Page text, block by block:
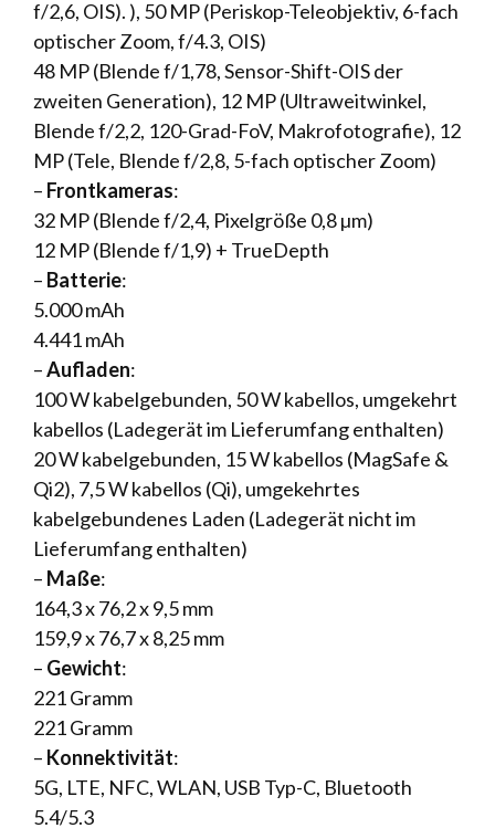
f/2,6, OIS). ), 50 MP (Periskop-Teleobjektiv, 6-fach
optischer Zoom, f/4.3, OIS)
48 MP (Blende f/1,78, Sensor-Shift-OIS der
zweiten Generation), 12 MP (Ultraweitwinkel,
Blende f/2,2, 120-Grad-FoV, Makrofotografie), 12
MP (Tele, Blende f/2,8, 5-fach optischer Zoom)
– Frontkameras:
32 MP (Blende f/2,4, Pixelgröße 0,8 µm)
12 MP (Blende f/1,9) + TrueDepth
– Batterie:
5.000 mAh
4.441 mAh
–Aufladen:
100 W kabelgebunden, 50 W kabellos, umgekehrt
kabellos (Ladegerät im Lieferumfang enthalten)
20 W kabelgebunden, 15 W kabellos (MagSafe &
Qi2), 7,5 W kabellos (Qi), umgekehrtes
kabelgebundenes Laden (Ladegerät nicht im
Lieferumfang enthalten)
– Maße:
164,3 x 76,2 x 9,5 mm
159,9 x 76,7 x 8,25 mm
– Gewicht:
221 Gramm
221 Gramm
– Konnektivität:
5G, LTE, NFC, WLAN, USB Typ-C, Bluetooth
5.4/5.3